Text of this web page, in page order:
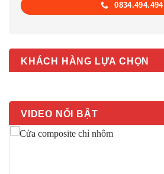
0834.494.494
KHÁCH HÀNG LỰA CHỌN
VIDEO NỔI BẬT